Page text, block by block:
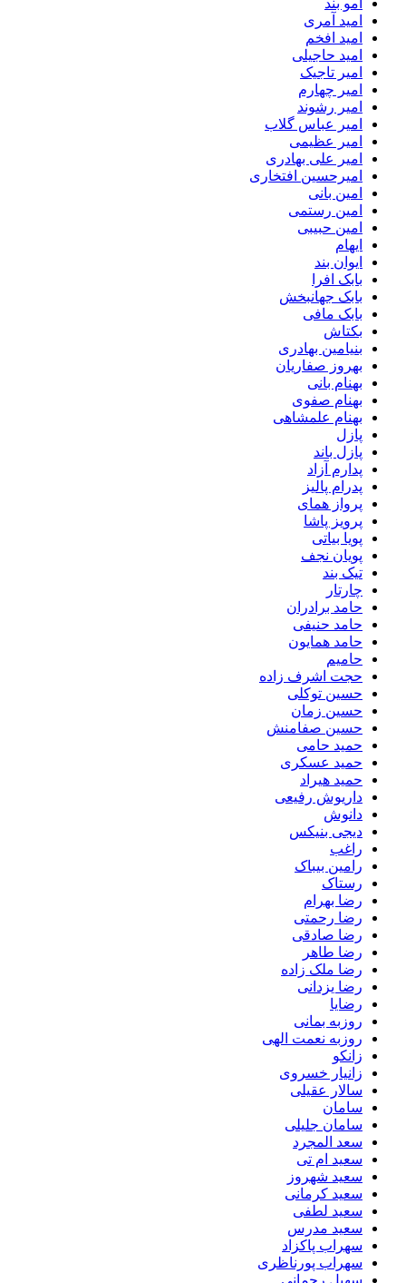
امید آمری
امید افخم
امید حاجیلی
امیر تاجیک
امیر چهارم
امیر رشوند
امیر عباس گلاب
امیر عظیمی
امیر علی بهادری
امیرحسین افتخاری
امین بانی
امین رستمی
امین حبیبی
ایهام
ایوان بند
بابک افرا
بابک جهانبخش
بابک مافی
بکتاش
بنیامین بهادری
بهروز صفاریان
بهنام بانی
بهنام صفوی
بهنام علمشاهی
پازل
پازل باند
پدارم آزاد
پدرام پالیز
پرواز همای
پرویز پاشا
پویا بیاتی
پویان نجف
تیک بند
چارتار
حامد برادران
حامد حنیفی
حامد همایون
حامیم
حجت اشرف زاده
حسین توکلی
حسین زمان
حسین صفامنش
حمید حامی
حمید عسکری
حمید هیراد
داریوش رفیعی
دانوش
دیجی بنیکس
راغب
رامین بیباک
رستاک
رضا بهرام
رضا رحمتی
رضا صادقی
رضا طاهر
رضا ملک زاده
رضا یزدانی
رضایا
روزبه بمانى
روزبه نعمت الهی
زانکو
زانیار خسروی
سالار عقیلی
سامان
سامان جلیلی
سعد المجرد
سعید ام تی
سعید شهروز
سعید کرمانی
سعید لطفی
سعید مدرس
سهراب پاکزاد
سهراب پورناظری
سهیل رحمانی